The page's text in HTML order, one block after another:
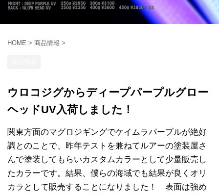
HOME > 商品情報 >
ウロコジグからディープパープルグロー
ヘッドUV入荷しました！
関東方面のマグロジギングでケイムラパープルが絶好
調とのことで、昨年テストを兼ねてルアーの塗装屋さ
んで塗装してもらいカスタムカラーとして少量販売し
たカラーです。結果、僕らの海域でも結果が良くオリ
カラとして販売することになりました！ 表面は強め